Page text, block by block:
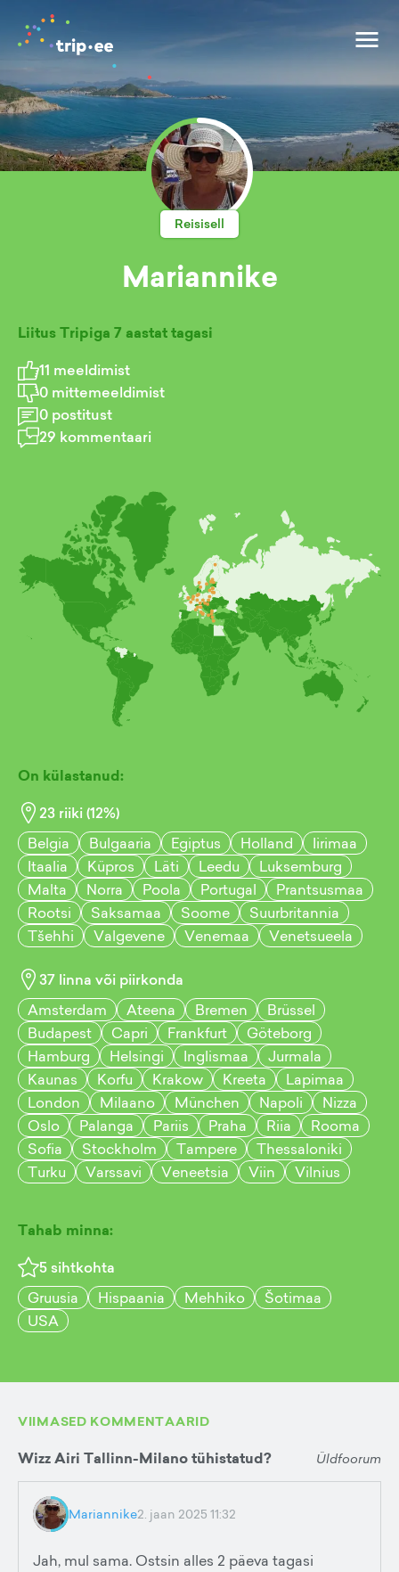
Reisisell
Mariannike
Liitus Tripiga 7 aastat tagasi
11 meeldimist
0 mittemeeldimist
0 postitust
29 kommentaari
On külastanud:
23 riiki (12%)
Belgia
Bulgaaria Egiptus Holland
Iirimaa
Itaalia
Küpros Läti Leedu
Luksemburg
Malta
Norra Poola Portugal
Prantsusmaa
Rootsi
Saksamaa Soome
Suurbritannia
Tšehhi
Valgevene Venemaa Venetsueela
37 linna või piirkonda
Amsterdam
Ateena Bremen
Brüssel
Budapest
Capri Frankfurt
Göteborg
Hamburg
Helsingi Inglismaa
Jurmala
Kaunas
Korfu Krakow Kreeta
Lapimaa
London
Milaano München Napoli
Nizza
Oslo
Palanga Pariis Praha Riia
Rooma
Sofia
Stockholm Tampere
Thessaloniki
Turku
Varssavi Veneetsia Viin Vilnius
Tahab minna:
5 sihtkohta
Gruusia
Hispaania Mehhiko
Šotimaa
USA
VIIMASED KOMMENTAARID
Wizz Airi Tallinn-Milano tühistatud? Üldfoorum
Mariannike2. jaan 2025 11:32
Jah, mul sama. Ostsin alles 2 päeva tagasi